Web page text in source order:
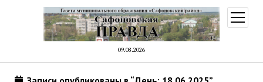
09.08.2026
меню